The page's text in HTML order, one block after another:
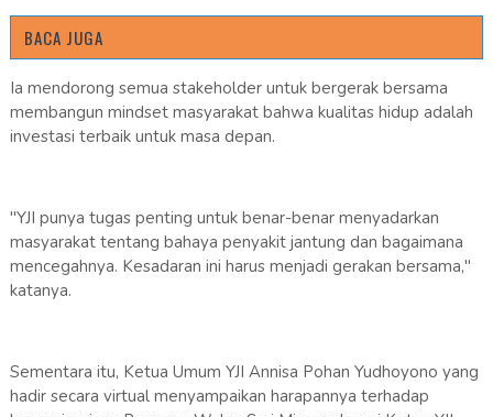
BACA JUGA
Ia mendorong semua stakeholder untuk bergerak bersama
membangun mindset masyarakat bahwa kualitas hidup adalah
investasi terbaik untuk masa depan.
"YJI punya tugas penting untuk benar-benar menyadarkan
masyarakat tentang bahaya penyakit jantung dan bagaimana
mencegahnya. Kesadaran ini harus menjadi gerakan bersama,"
katanya.
Sementara itu, Ketua Umum YJI Annisa Pohan Yudhoyono yang
hadir secara virtual menyampaikan harapannya terhadap